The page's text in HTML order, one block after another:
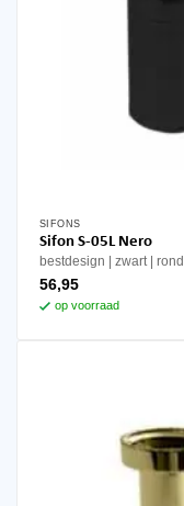
SIFONS
Sifon S-05L Nero
bestdesign zwart rond
56,95
op voorraad